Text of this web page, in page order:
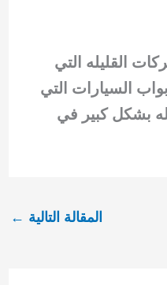
القليله التي
السيارات التي
بشكل كبير في
المقالة التالية ←